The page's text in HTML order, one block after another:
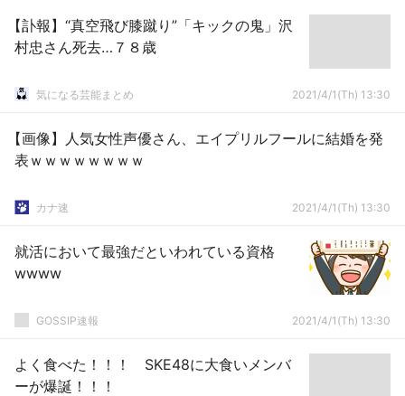
【訃報】“真空飛び膝蹴り”「キックの鬼」沢
村忠さん死去…７８歳
気になる芸能まとめ 2021/4/1(Th) 13:30
【画像】人気女性声優さん、エイプリルフールに結婚を発
表ｗｗｗｗｗｗｗｗ
カナ速 2021/4/1(Th) 13:30
就活において最強だといわれている資格
wwww
GOSSIP速報 2021/4/1(Th) 13:30
よく食べた！！！ SKE48に大食いメンバ
ーが爆誕！！！